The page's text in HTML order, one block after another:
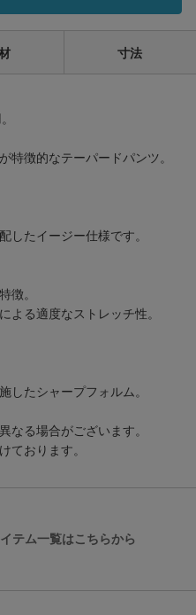
寸法
特徴的なテーパードパンツ。
したイージー仕様です。
徴。
よる適度なストレッチ性。
したシャープフォルム。
なる場合がございます。
ております。
テム一覧はこちらから